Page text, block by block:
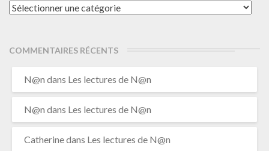
Catégories
COMMENTAIRES RÉCENTS
N@n dans Les lectures de N@n
N@n dans Les lectures de N@n
Catherinedans Les lectures de N@n